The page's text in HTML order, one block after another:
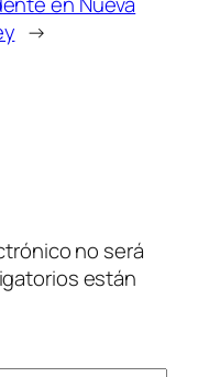
→
no será
están